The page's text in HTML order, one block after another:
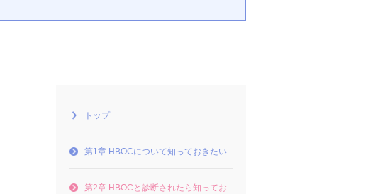
トップ
第1章 HBOCについて知っておきたい
第2章 HBOCと診断されたら知ってお